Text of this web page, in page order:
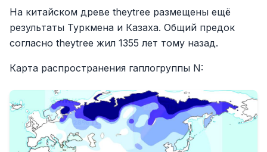
На китайском древе theytree размещены ещё
результаты Туркмена и Казаха. Общий предок
согласно theytree жил 1355 лет тому назад.
Карта распространения гаплогруппы N: